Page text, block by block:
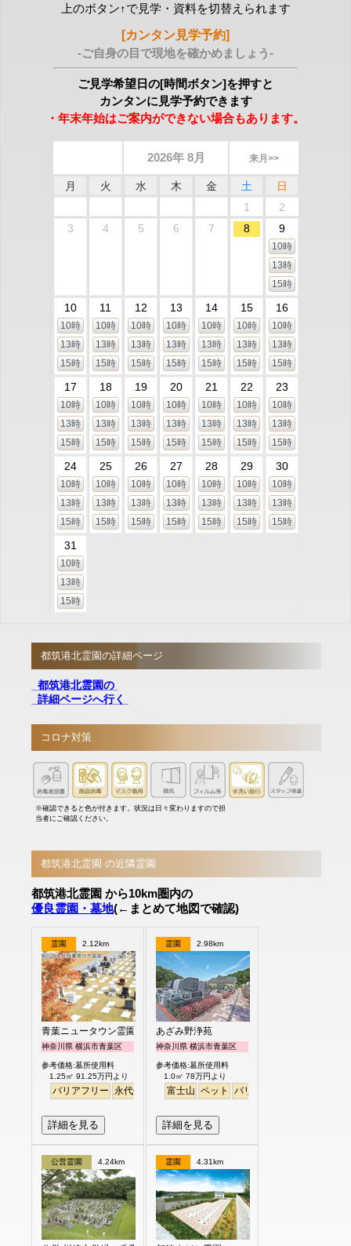
上のボタン↑で見学・資料を切替えられます
[カンタン見学予約]
-ご自身の目で現地を確かめましょう-
ご見学希望日の[時間ボタン]を押すと
カンタンに見学予約できます
・年末年始はご案内ができない場合もあります。
2026年 8月 来月>>
月 火 水 木 金 土
日
1
2
3
4 5 6 7 8 9
10時
13時
15時
10
10時
13時
15時
11
10時
13時
15時
12
10時
13時
15時
13
10時
13時
15時
14
10時
13時
15時
15
10時
13時
15時
16
10時
13時
15時
17
10時
13時
15時
18
10時
13時
15時
19
10時
13時
15時
20
10時
13時
15時
21
10時
13時
15時
22
10時
13時
15時
23
10時
13時
15時
24
10時
13時
15時
25
10時
13時
15時
26
10時
13時
15時
27
10時
13時
15時
28
10時
13時
15時
29
10時
13時
15時
30
10時
13時
15時
31
10時
13時
15時
都筑港北霊園の詳細ページ
都筑港北霊園の
詳細ページへ行く
コロナ対策
※確認できると色が付きます。状況は日々変わりますので担
当者にご確認ください。
都筑港北霊園 の近隣霊園
都筑港北霊園 から10km圏内の
優良霊園・墓地(←まとめて地図で確認)
霊園 2.12km
青葉ニュータウン霊園
神奈川県 横浜市青葉区
参考価格:墓所使用料
1.25㎡ 91.25万円より
バリアフリー 永代供養
詳細を見る
霊園 2.98km
あざみ野浄苑
神奈川県 横浜市青葉区
参考価格:墓所使用料
1.0㎡ 78万円より
富士山 ペット バリアフリー
詳細を見る
公営霊園 4.24km 霊園 4.31km